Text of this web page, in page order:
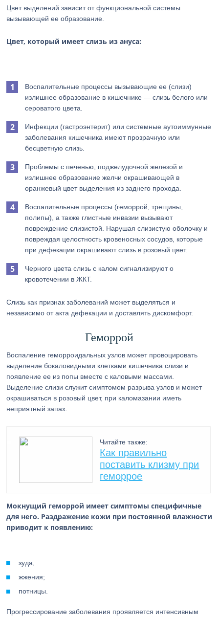
Цвет выделений зависит от функциональной системы
вызывающей ее образование.
Цвет, который имеет слизь из ануса:
Воспалительные процессы вызывающие ее (слизи)
излишнее образование в кишечнике — слизь белого или
сероватого цвета.
Инфекции (гастроэнтерит) или системные аутоиммунные
заболевания кишечника имеют прозрачную или
бесцветную слизь.
Проблемы с печенью, поджелудочной железой и
излишнее образование желчи окрашивающей в
оранжевый цвет выделения из заднего прохода.
Воспалительные процессы (геморрой, трещины,
полипы), а также глистные инвазии вызывают
повреждение слизистой. Нарушая слизистую оболочку и
повреждая целостность кровеносных сосудов, которые
при дефекации окрашивают слизь в розовый цвет.
Черного цвета слизь с калом сигнализируют о
кровотечении в ЖКТ.
Слизь как признак заболеваний может выделяться и
независимо от акта дефекации и доставлять дискомфорт.
Геморрой
Воспаление геморроидальных узлов может провоцировать
выделение бокаловидными клетками кишечника слизи и
появление ее из попы вместе с каловыми массами.
Выделение слизи служит симптомом разрыва узлов и может
окрашиваться в розовый цвет, при каломазании иметь
неприятный запах.
Читайте также:
Как правильно
поставить клизму при
геморрое
Мокнущий геморрой имеет симптомы специфичные
для него. Раздражение кожи при постоянной влажности
приводит к появлению:
зуда;
жжения;
потницы.
Прогрессирование заболевания проявляется интенсивным